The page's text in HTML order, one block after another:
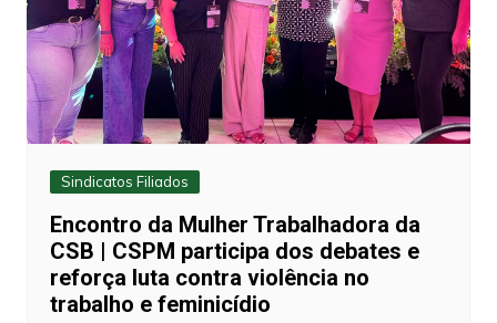
Sindicatos Filiados
Encontro da Mulher Trabalhadora da
CSB | CSPM participa dos debates e
reforça luta contra violência no
trabalho e feminicídio